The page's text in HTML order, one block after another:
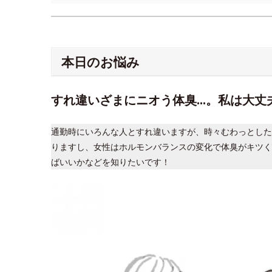
本日のお悩み
すれ違いざまにニオう体臭…。私は大丈
通勤時にいろんな人とすれ違いますが、時々むわっとし
りますし、女性はホルモンバランスの変化で体臭がキ
ばいいかなどを知りたいです！